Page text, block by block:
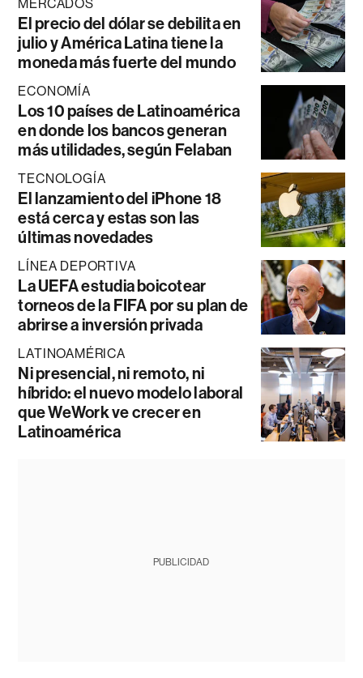
MERCADOS
El precio del dólar se debilita en
julio y América Latina tiene la
moneda más fuerte del mundo
ECONOMÍA
Los 10 países de Latinoamérica
en donde los bancos generan
más utilidades, según Felaban
TECNOLOGÍA
El lanzamiento del iPhone 18
está cerca y estas son las
últimas novedades
LÍNEA DEPORTIVA
La UEFA estudia boicotear
torneos de la FIFA por su plan de
abrirse a inversión privada
LATINOAMÉRICA
Ni presencial, ni remoto, ni
híbrido: el nuevo modelo laboral
que WeWork ve crecer en
Latinoamérica
PUBLICIDAD